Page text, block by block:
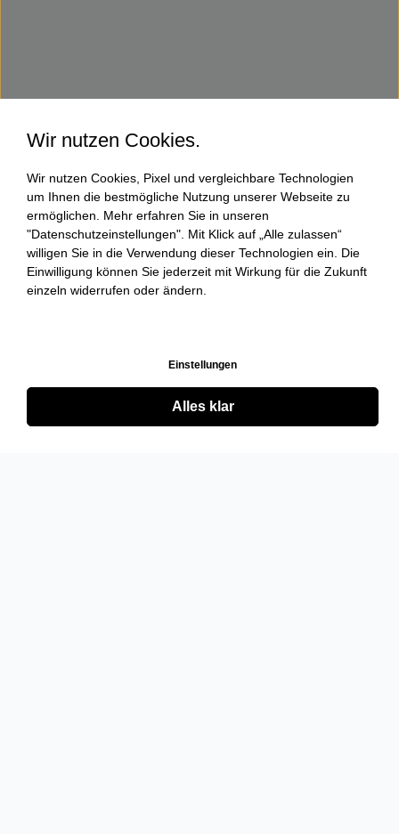
Wir nutzen Cookies.
Wir nutzen Cookies, Pixel und vergleichbare Technologien
um Ihnen die bestmögliche Nutzung unserer Webseite zu
ermöglichen. Mehr erfahren Sie in unseren
"Datenschutzeinstellungen". Mit Klick auf „Alle zulassen“
willigen Sie in die Verwendung dieser Technologien ein. Die
Einwilligung können Sie jederzeit mit Wirkung für die Zukunft
einzeln widerrufen oder ändern.
Einstellungen
Alles klar